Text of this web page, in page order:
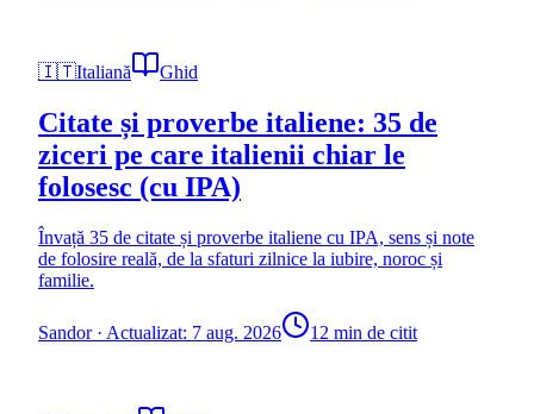
🇮🇹Italiană Ghid
Citate și proverbe italiene: 35 de
ziceri pe care italienii chiar le
folosesc (cu IPA)
Învață 35 de citate și proverbe italiene cu IPA, sens și note
de folosire reală, de la sfaturi zilnice la iubire, noroc și
familie.
Sandor· Actualizat: 7 aug. 2026 12 min de citit